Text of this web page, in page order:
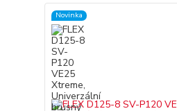
Novinka